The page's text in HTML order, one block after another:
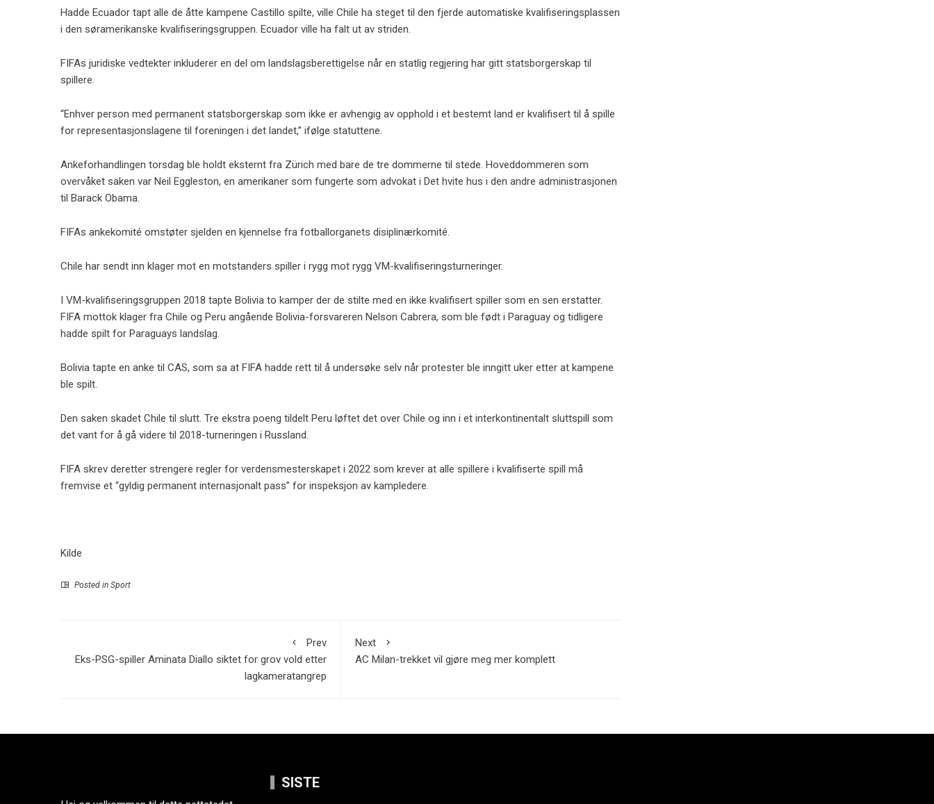
Hadde Ecuador tapt alle de åtte kampene Castillo spilte, ville Chile ha steget til den fjerde automatiske kvalifiseringsplassen
i den søramerikanske kvalifiseringsgruppen. Ecuador ville ha falt ut av striden.
FIFAs juridiske vedtekter inkluderer en del om landslagsberettigelse når en statlig regjering har gitt statsborgerskap til
spillere.
“Enhver person med permanent statsborgerskap som ikke er avhengig av opphold i et bestemt land er kvalifisert til å spille
for representasjonslagene til foreningen i det landet,” ifølge statuttene.
Ankeforhandlingen torsdag ble holdt eksternt fra Zürich med bare de tre dommerne til stede. Hoveddommeren som
overvåket saken var Neil Eggleston, en amerikaner som fungerte som advokat i Det hvite hus i den andre administrasjonen
til Barack Obama.
FIFAs ankekomité omstøter sjelden en kjennelse fra fotballorganets disiplinærkomité.
Chile har sendt inn klager mot en motstanders spiller i rygg mot rygg VM-kvalifiseringsturneringer.
I VM-kvalifiseringsgruppen 2018 tapte Bolivia to kamper der de stilte med en ikke kvalifisert spiller som en sen erstatter.
FIFA mottok klager fra Chile og Peru angående Bolivia-forsvareren Nelson Cabrera, som ble født i Paraguay og tidligere
hadde spilt for Paraguays landslag.
Bolivia tapte en anke til CAS, som sa at FIFA hadde rett til å undersøke selv når protester ble inngitt uker etter at kampene
ble spilt.
Den saken skadet Chile til slutt. Tre ekstra poeng tildelt Peru løftet det over Chile og inn i et interkontinentalt sluttspill som
det vant for å gå videre til 2018-turneringen i Russland.
FIFA skrev deretter strengere regler for verdensmesterskapet i 2022 som krever at alle spillere i kvalifiserte spill må
fremvise et “gyldig permanent internasjonalt pass” for inspeksjon av kampledere.
Kilde
Posted in Sport
Prev
Eks-PSG-spiller Aminata Diallo siktet for grov vold etter
lagkameratangrep
Next
AC Milan-trekket vil gjøre meg mer komplett
SISTE